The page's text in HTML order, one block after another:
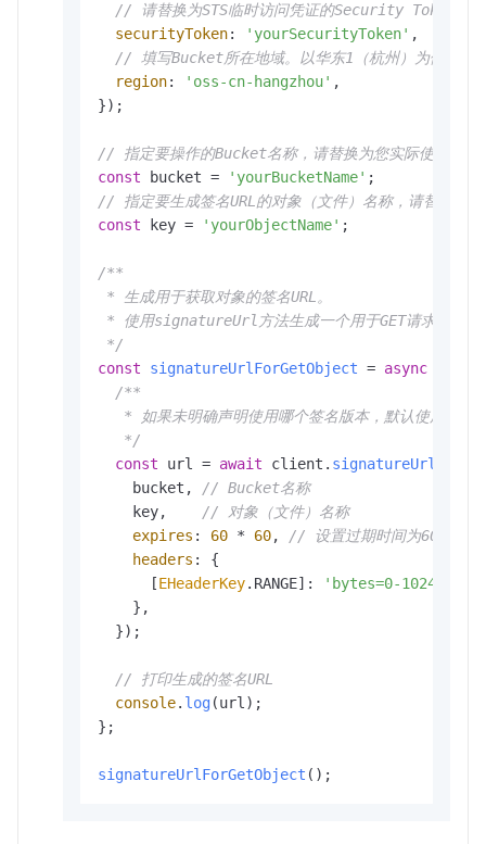
// 请替换为STS临时访问凭证的Security Token
securityToken: 'yourSecurityToken' ,
// 填写Bucket所在地域。以华东1（杭州）为例，
region: 'oss-cn-hangzhou' ,
});
// 指定要操作的Bucket名称，请替换为您实际使用的
const bucket = 'yourBucketName'
// 指定要生成签名URL的对象（文件）名称，请替换为
const key = 'yourObjectName' ;
/**
* 生成用于获取对象的签名URL。
* 使用signatureUrl方法生成一个用于GET请求的
*/
const
signatureUrlForGetObject = async
/**
* 如果未明确声明使用哪个签名版本，默认使用
   */
const url = await client. signatureUrl
    bucket,
// Bucket名称
    key,
// 对象（文件）名称
expires : 60 * 60,
// 设置过期时间为60分钟（
headers : {
      [
EHeaderKey. RANGE]: 'bytes=0-1024'
    },
  });
// 打印生成的签名URL
console. log(url);
};
signatureUrlForGetObject